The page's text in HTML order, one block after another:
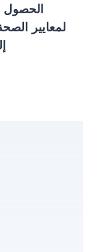
الحصول
لمعايير